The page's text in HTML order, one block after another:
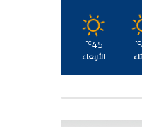
℃
45
℃
الأربعاء